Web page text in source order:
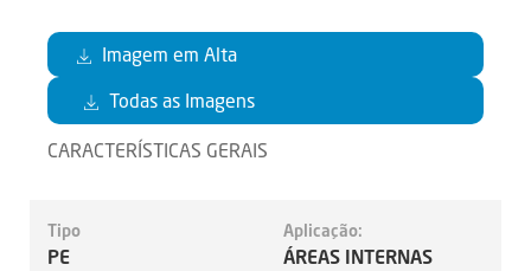
Imagem em Alta
Todas as Imagens
CARACTERÍSTICAS GERAIS
Tipo
PE
Aplicação:
ÁREAS INTERNAS